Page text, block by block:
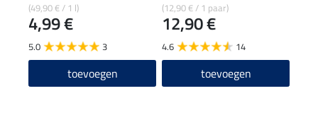
(49,90 € / 1 l)
4,99 €
5.0 3
toevoegen
(12,90 € / 1 paar)
12,90 €
4.6 14
toevoegen